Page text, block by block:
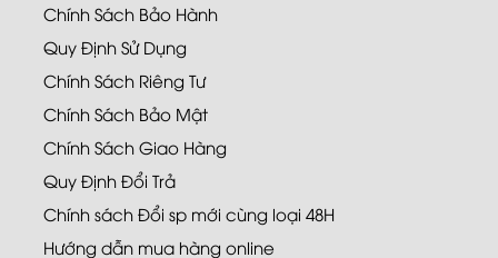
Chính Sách Bảo Hành
Quy Định Sử Dụng
Chính Sách Riêng Tư
Chính Sách Bảo Mật
Chính Sách Giao Hàng
Quy Định Đổi Trả
Chính sách Đổi sp mới cùng loại 48H
Hướng dẫn mua hàng online